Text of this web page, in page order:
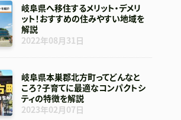
岐阜県へ移住するメリット・デメリ
ット！おすすめの住みやすい地域を
解説
2022年08月31日
岐阜県本巣郡北方町ってどんなと
ころ？子育てに最適なコンパクトシ
ティの特徴を解説
2023年02月07日